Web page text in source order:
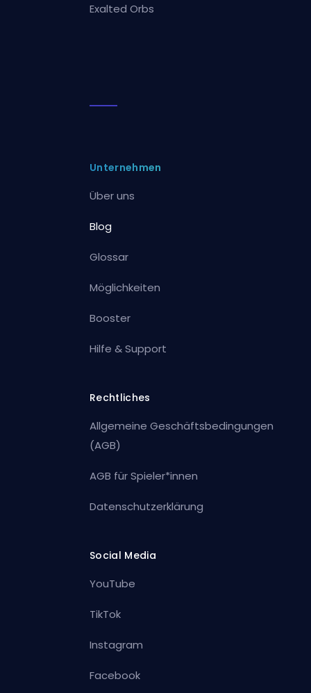
Exalted Orbs
Unternehmen
Über uns
Blog
Glossar
Möglichkeiten
Booster
Hilfe & Support
Rechtliches
Allgemeine Geschäftsbedingungen
(AGB)
AGB für Spieler*innen
Datenschutzerklärung
Social Media
YouTube
TikTok
Instagram
Facebook